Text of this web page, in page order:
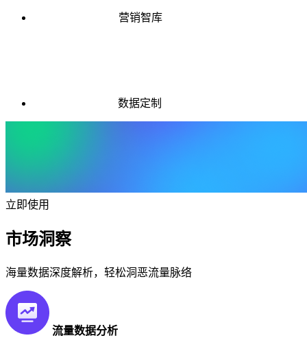
营销智库
数据定制
立即使用
市场洞察
海量数据深度解析，轻松洞恶流量脉络
流量数据分析